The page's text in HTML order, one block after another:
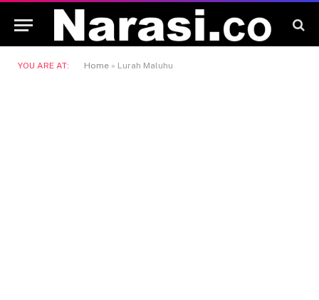
YOU ARE AT: Home » Lurah Maluhu